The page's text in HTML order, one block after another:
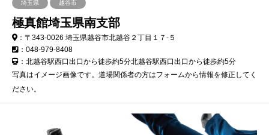
埼玉県 越谷市
極真館埼玉県南支部
：〒343-0026 埼玉県越谷市北越谷２丁目１７-５
：048-979-8408
：北越谷駅西口出口から徒歩約5分北越谷駅西口出口から徒歩約5分
写真はイメージ画像です。道場関係者の方はフォームから情報を修正してく
ださい。